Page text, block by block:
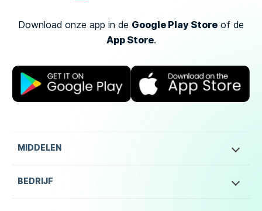
Download onze app in de Google Play Store of de
App Store.
MIDDELEN
BEDRIJF